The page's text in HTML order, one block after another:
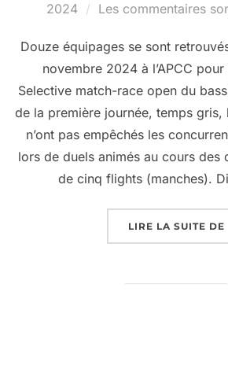
2024
Les commentaires
Douze équipages se sont
novembre 2024 à l’APCC
Selective match-race open du
de la première journée, temps gris,
n’ont pas empêchés les
lors de duels animés au cours des
de cinq flights (manches).
LIRE LA SUITE DE